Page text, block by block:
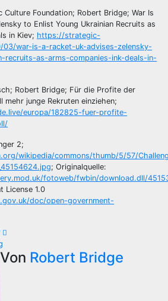
Foundation; Robert Bridge; War Is
to Enlist Young Ukrainian Recruits as
in Kiev; https://strategic-
03/war-is-a-racket-uk-advises-zelensky-
recruits-as-arms-companies-ink-deals-in-
Robert Bridge; Für die Profite der
mehr junge Rekruten einziehen;
europa/182825-fuer-profite-
2;
wikipedia/commons/thumb/5/57/
; Originalquelle:
fotoweb/fwbin/download.dll/
License 1.0
doc/open-government-
Von Robert Bridge